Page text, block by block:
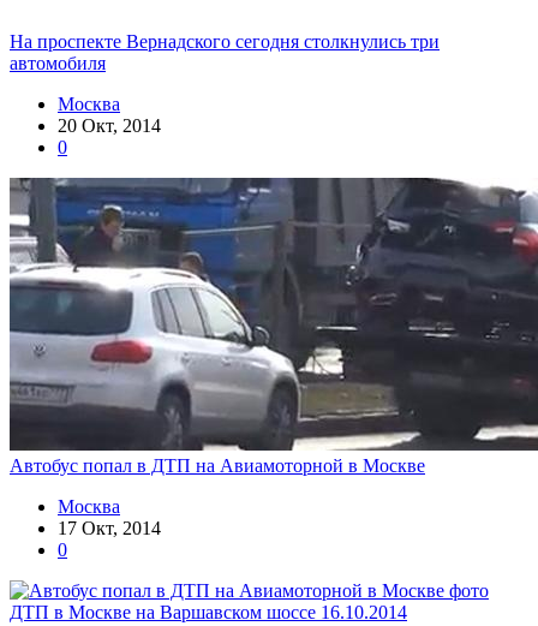
На проспекте Вернадского сегодня столкнулись три
автомобиля
Москва
20 Окт, 2014
0
Автобус попал в ДТП на Авиамоторной в Москве
Москва
17 Окт, 2014
0
ДТП в Москве на Варшавском шоссе 16.10.2014